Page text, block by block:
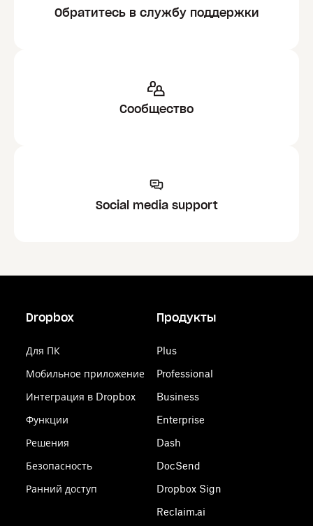
Обратитесь в службу поддержки
Сообщество
Social media support
Dropbox
Для ПК
Мобильное приложение
Интеграция в Dropbox
Функции
Решения
Безопасность
Ранний доступ
Продукты
Plus
Professional
Business
Enterprise
Dash
DocSend
Dropbox Sign
Reclaim.ai